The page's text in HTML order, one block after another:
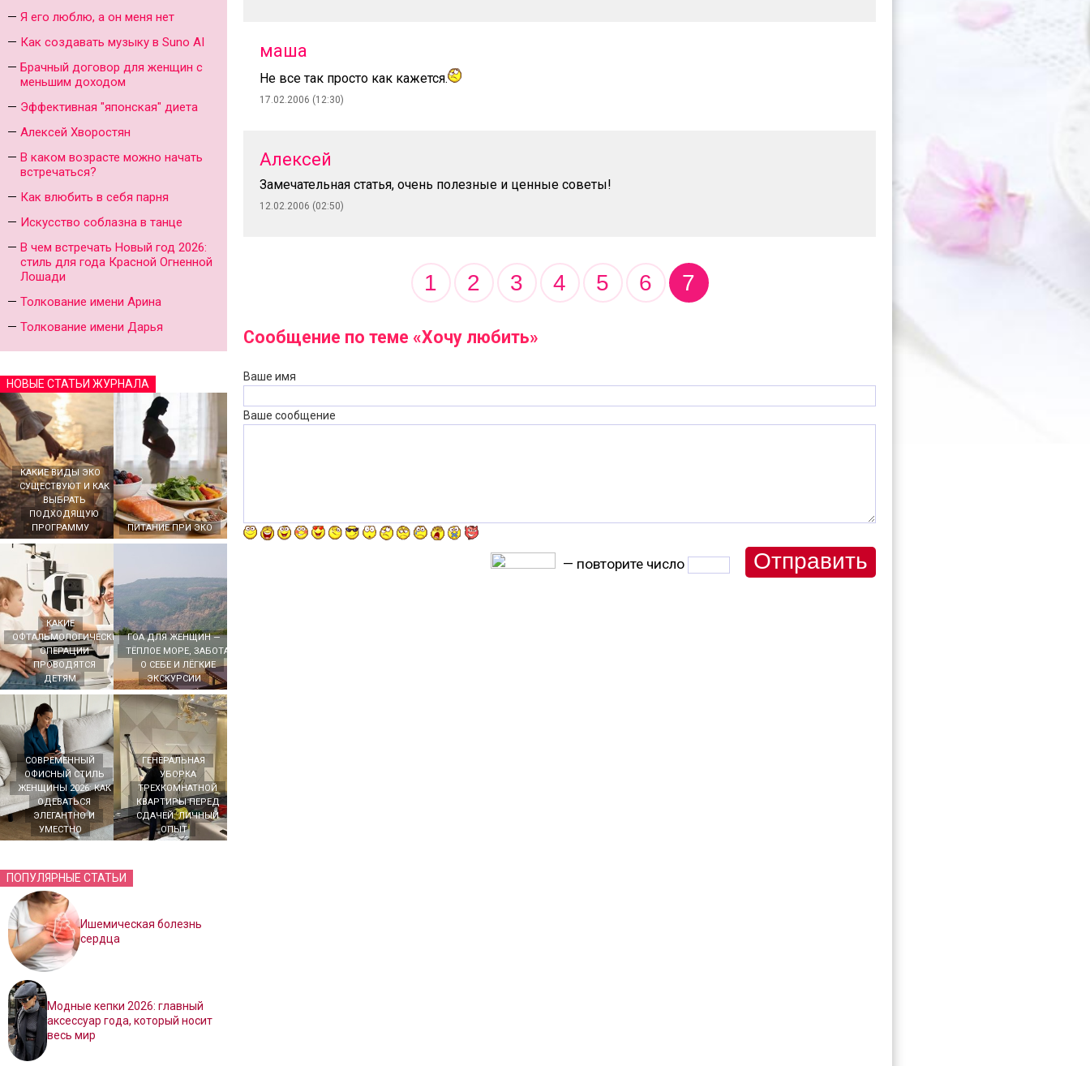
Я его люблю, а он меня нет
Как создавать музыку в Suno AI
Брачный договор для женщин с
меньшим доходом
Эффективная "японская" диета
Алексей Хворостян
В каком возрасте можно начать
встречаться?
Как влюбить в себя парня
Искусство соблазна в танце
В чем встречать Новый год 2026:
стиль для года Красной Огненной
Лошади
Толкование имени Арина
Толкование имени Дарья
НОВЫЕ СТАТЬИ ЖУРНАЛА
КАКИЕ ВИДЫ ЭКО
СУЩЕСТВУЮТ И КАК
ВЫБРАТЬ
ПОДХОДЯЩУЮ
ПРОГРАММУ
ПИТАНИЕ ПРИ ЭКО
КАКИЕ
ОФТАЛЬМОЛОГИЧЕСКИЕ
ОПЕРАЦИИ
ПРОВОДЯТСЯ
ДЕТЯМ
ГОА ДЛЯ ЖЕНЩИН —
ТЁПЛОЕ МОРЕ, ЗАБОТА
О СЕБЕ И ЛЁГКИЕ
ЭКСКУРСИИ
СОВРЕМЕННЫЙ
ОФИСНЫЙ СТИЛЬ
ЖЕНЩИНЫ 2026: КАК
ОДЕВАТЬСЯ
ЭЛЕГАНТНО И
УМЕСТНО
ГЕНЕРАЛЬНАЯ
УБОРКА
ТРЕХКОМНАТНОЙ
КВАРТИРЫ ПЕРЕД
СДАЧЕЙ: ЛИЧНЫЙ
ОПЫТ
ПОПУЛЯРНЫЕ СТАТЬИ
Ишемическая болезнь
сердца
Модные кепки 2026: главный
аксессуар года, который носит
весь мир
маша
Не все так просто как кажется.
17.02.2006 (12:30)
Алексей
Замечательная статья, очень полезные и ценные советы!
12.02.2006 (02:50)
1 2 3 4 5 6 7
Сообщение по теме «Хочу любить»
Ваше имя
Ваше сообщение
— повторите число